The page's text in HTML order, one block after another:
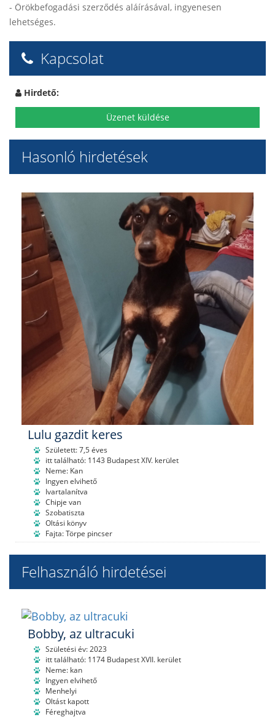
- Örökbefogadási szerződés aláírásával, ingyenesen
lehetséges.
Kapcsolat
Hirdető:
Üzenet küldése
Hasonló hirdetések
Lulu gazdit keres
Született: 7,5 éves
itt található: 1143 Budapest XIV. kerület
Neme: Kan
Ingyen elvihető
Ivartalanítva
Chipje van
Szobatiszta
Oltási könyv
Fajta: Törpe pincser
Felhasználó hirdetései
Bobby, az ultracuki
Születési év: 2023
itt található: 1174 Budapest XVII. kerület
Neme: kan
Ingyen elvihető
Menhelyi
Oltást kapott
Féreghajtva